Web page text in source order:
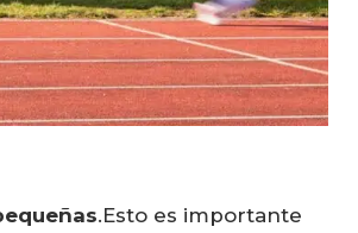
.Esto es importante